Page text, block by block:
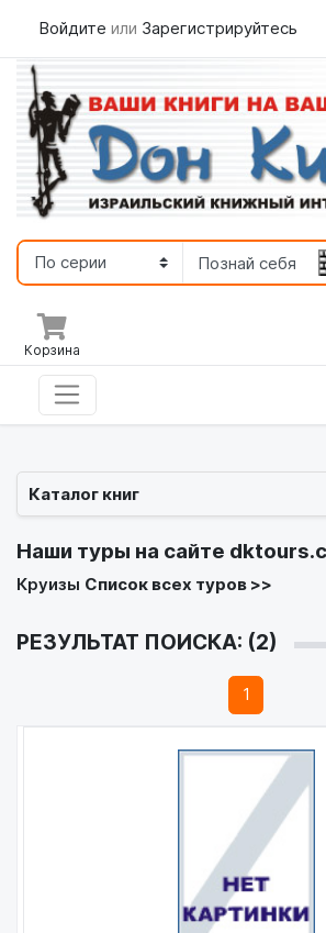
Войдите или Зарегистрируйтесь
Корзина
Каталог книг
Наши туры на сайте
Круизы Список всех туров >>
РЕЗУЛЬТАТ ПОИСКА: (2)
1